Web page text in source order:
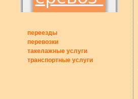
переезды
перевозки
такелажные услуги
транспортные услуги